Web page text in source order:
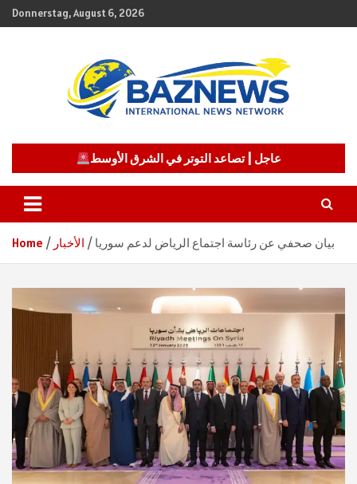
Skip
to
Donnerstag, August 6, 2026
BAZNEWS
عاجل | تصاعد التوتر في الشرق الأوسط
Home الأخبار بيان صحفي عن رئاسة اجتماع الرياض لدعم سوريا